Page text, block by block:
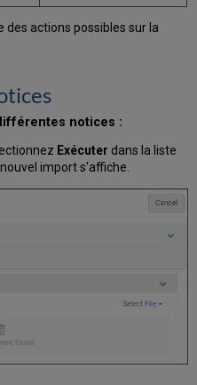
des actions possibles sur la
notices :
Exécuter dans la liste
import s'affiche.